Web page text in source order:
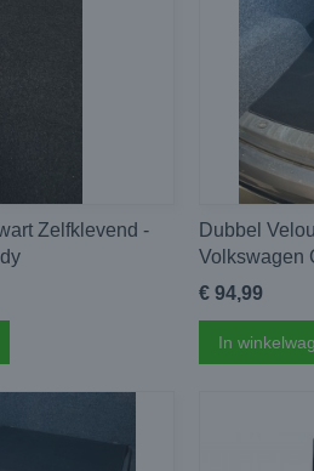
Zelfklevend -
Dubbel
Volkswagen
€ 94,99
In